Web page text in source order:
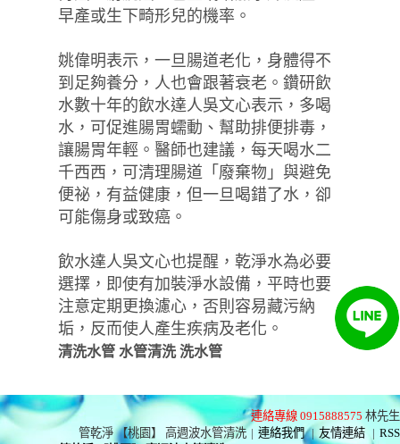
早產或生下畸形兒的機率。
姚偉明表示，一旦腸道老化，身體得不
到足夠養分，人也會跟著衰老。鑽研飲
水數十年的飲水達人吳文心表示，多喝
水，可促進腸胃蠕動、幫助排便排毒，
讓腸胃年輕。醫師也建議，每天喝水二
千西西，可清理腸道「廢棄物」與避免
便祕，有益健康，但一旦喝錯了水，卻
可能傷身或致癌。
飲水達人吳文心也提醒，乾淨水為必要
選擇，即使有加裝淨水設備，平時也要
注意定期更換濾心，否則容易藏污納
垢，反而使人產生疾病及老化。
清洗水管 水管清洗 洗水管
連絡專線 0915888575 林先生
管乾淨 【桃園】 高週波水管清洗 | 連絡我們 | 友情連結 | RSS